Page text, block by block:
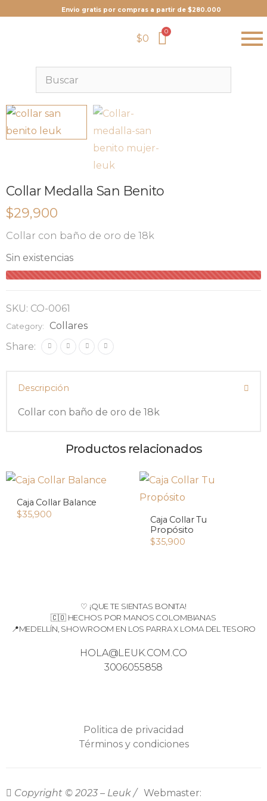
Envio gratis por compras a partir de $280.000
$0
Collar Medalla San Benito
$29,900
Collar con baño de oro de 18k
Sin existencias
SKU: CO-0061
Category:
Collares
Share:
Descripción
Collar con baño de oro de 18k
Productos relacionados
Caja Collar Balance
$35,900
Caja Collar Tu
Propósito
$35,900
♡ ¡QUE TE SIENTAS BONITA!
🇨🇴 HECHOS POR MANOS COLOMBIANAS
📍MEDELLÍN, SHOWROOM EN LOS PARRA X LOMA DEL TESORO
HOLA@LEUK.COM.CO
3006055858
Politica de privacidad
Términos y condiciones
Copyright © 2023 – Leuk / Webmaster: